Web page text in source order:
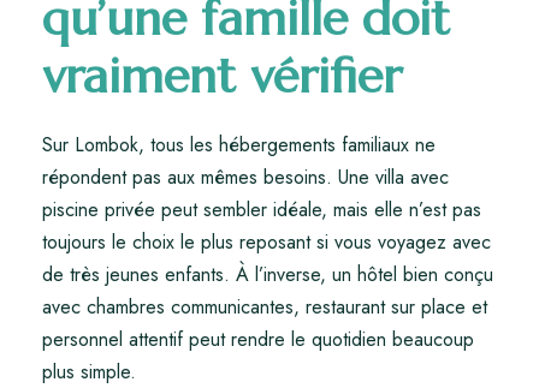
qu’une famille doit
vraiment vérifier
Sur Lombok, tous les hébergements familiaux ne
répondent pas aux mêmes besoins. Une villa avec
piscine privée peut sembler idéale, mais elle n’est pas
toujours le choix le plus reposant si vous voyagez avec
de très jeunes enfants. À l’inverse, un hôtel bien conçu
avec chambres communicantes, restaurant sur place et
personnel attentif peut rendre le quotidien beaucoup
plus simple.